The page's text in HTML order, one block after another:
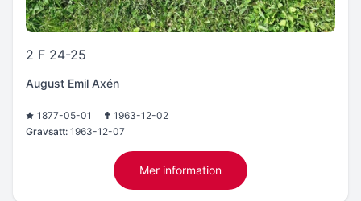
2 F 24-25
August Emil Axén
1877-05-01
1963-12-02
Gravsatt: 1963-12-07
Mer information